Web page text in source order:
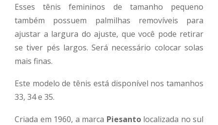
Esses tênis femininos de tamanho pequeno
também possuem palmilhas removíveis para
ajustar a largura do ajuste, que você pode retirar
se tiver pés largos. Será necessário colocar solas
mais finas.
Este modelo de tênis está disponível nos tamanhos
33, 34 e 35.
Criada em 1960, a marca Piesantolocalizada no sul